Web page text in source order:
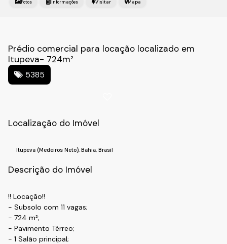
Fotos Mapa
Prédio comercial para locação localizado em
Itupeva- 724m²
5385
Localização do Imóvel
Itupeva (Medeiros Neto),Bahia,Brasil
Descrição do Imóvel
!! Locação!!
- Subsolo com 11 vagas;
- 724 m²;
- Pavimento Térreo;
- 1 Salão principal;